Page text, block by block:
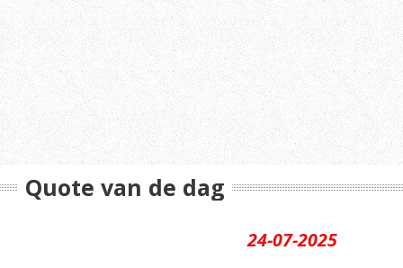
Quote van de dag
24-07-2025